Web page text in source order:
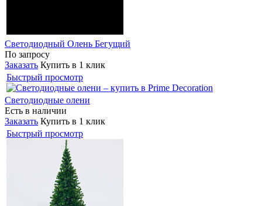
Светодиодный Олень Бегущий
По запросу
Заказать Купить в 1 клик
Быстрый просмотр
Светодиодные олени
Есть в наличии
Заказать Купить в 1 клик
Быстрый просмотр